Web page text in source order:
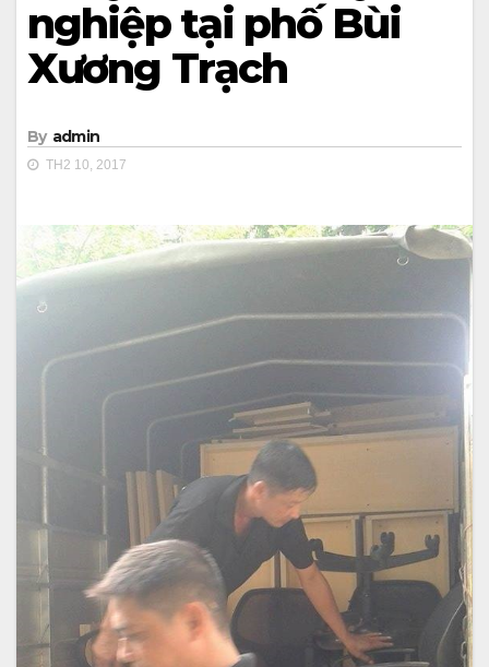
nghiệp tại phố Bùi
Xương Trạch
By admin
TH2 10, 2017